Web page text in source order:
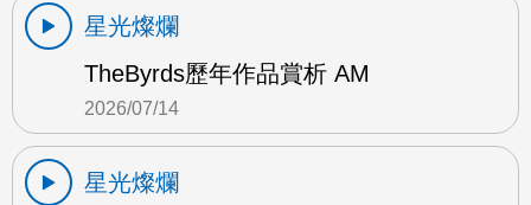
星光燦爛
TheByrds歷年作品賞析 AM
2026/07/14
星光燦爛